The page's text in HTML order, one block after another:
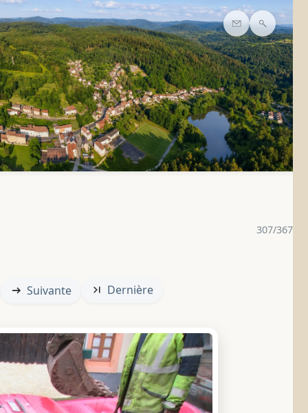
Contact
307/367
Suivante Dernière